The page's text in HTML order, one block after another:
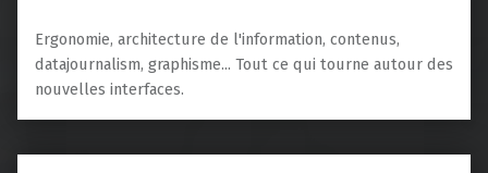
Ergonomie, architecture de l'information, contenus,
datajournalism, graphisme... Tout ce qui tourne autour des
nouvelles interfaces.